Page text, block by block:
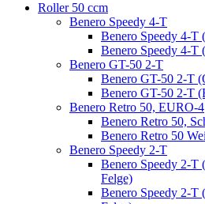
Roller 50 ccm
Benero Speedy 4-T
Benero Speedy 4-T
Benero Speedy 4-T
Benero GT-50 2-T
Benero GT-50 2-T
Benero GT-50 2-T
Benero Retro 50, EURO-4
Benero Retro 50,
Benero Retro 50
Benero Speedy 2-T
Benero Speedy 2-T
Felge)
Benero Speedy 2-T